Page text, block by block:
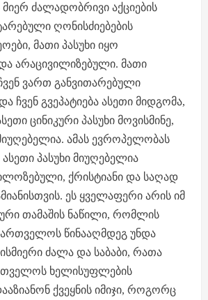
ძალადობრივი აქციების
ღონისძიებების
მათი პასუხი იყო
არაცივილიზებული. მათი
ვართ განვითარებული
ჩვენ გვეპატიება ასეთი მიდგომა,
ცინიკური პასუხი მოვისმინე,
ამას ევროპელობას
პასუხი მიუღებელია
ქრისტიანი და საღად
ეს ყველაფერი არის იმ
თამაშის ნაწილი, რომლის
წინააღმდეგ უნდა
ძალა და საბაბი, რათა
ხელისუფლების
ქვეყნის იმიჯი, როგორც